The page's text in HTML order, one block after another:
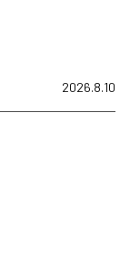
2026.8.10